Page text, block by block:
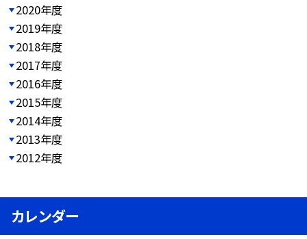
2020年度
2019年度
2018年度
2017年度
2016年度
2015年度
2014年度
2013年度
2012年度
カレンダー